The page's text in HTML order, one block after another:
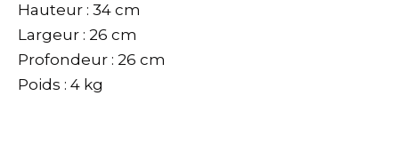
Hauteur : 34 cm
Largeur : 26 cm
Profondeur : 26 cm
Poids : 4 kg